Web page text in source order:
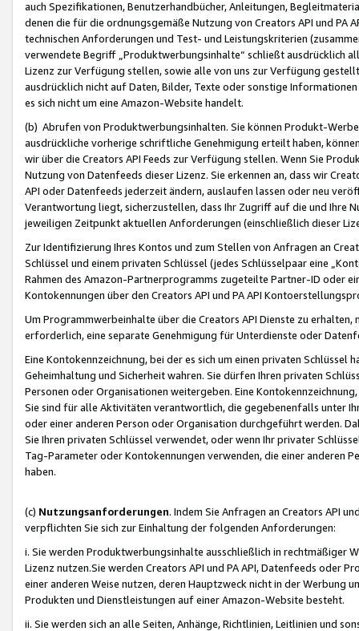
auch Spezifikationen, Benutzerhandbücher, Anleitungen,
denen die für die ordnungsgemäße Nutzung von Creators API und PA
technischen Anforderungen und Test- und Leistungskriterien
verwendete Begriff „Produktwerbungsinhalte“ schließt ausdrücklich
Lizenz zur Verfügung stellen, sowie alle von uns zur Verfügung
ausdrücklich nicht auf Daten, Bilder, Texte oder sonstige
es sich nicht um eine Amazon-Website handelt.
(b) Abrufen von Produktwerbungsinhalten. Sie können Produkt-
ausdrückliche vorherige schriftliche Genehmigung erteilt haben,
wir über die Creators API Feeds zur Verfügung stellen. Wenn Sie
Nutzung von Datenfeeds dieser Lizenz. Sie erkennen an, dass wir
API oder Datenfeeds jederzeit ändern, auslaufen lassen oder neu
Verantwortung liegt, sicherzustellen, dass Ihr Zugriff auf die und Ihre
jeweiligen Zeitpunkt aktuellen Anforderungen (einschließlich dieser
Zur Identifizierung Ihres Kontos und zum Stellen von Anfragen an
Schlüssel und einem privaten Schlüssel (jedes Schlüsselpaar eine
Rahmen des Amazon-Partnerprogramms zugeteilte Partner-ID oder
Kontokennungen über den Creators API und PA API
Um Programmwerbeinhalte über die Creators API Dienste zu
erforderlich, eine separate Genehmigung für Unterdienste oder
Eine Kontokennzeichnung, bei der es sich um einen privaten
Geheimhaltung und Sicherheit wahren. Sie dürfen Ihren privaten
Personen oder Organisationen weitergeben. Eine
Sie sind für alle Aktivitäten verantwortlich, die gegebenenfalls unter
oder einer anderen Person oder Organisation durchgeführt werden.
Sie Ihren privaten Schlüssel verwendet, oder wenn Ihr privater
Tag-Parameter oder Kontokennungen verwenden, die einer anderen
haben.
(c) Nutzungsanforderungen. Indem Sie Anfragen an Creators API
verpflichten Sie sich zur Einhaltung der folgenden Anforderungen:
i. Sie werden Produktwerbungsinhalte ausschließlich in rechtmäßiger
Lizenz nutzen.Sie werden Creators API und PA API, Datenfeeds oder
einer anderen Weise nutzen, deren Hauptzweck nicht in der Werbung
Produkten und Dienstleistungen auf einer Amazon-Website besteht.
ii. Sie werden sich an alle Seiten, Anhänge, Richtlinien, Leitlinien und